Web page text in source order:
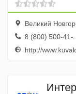
Великий Новгород,
8 (800) 500-41-...
http://